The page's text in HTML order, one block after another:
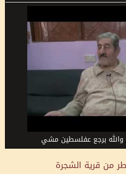
والله برجع عفلسطين مشي
من قرية الشجرة